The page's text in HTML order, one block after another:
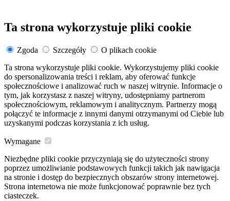
Ta strona wykorzystuje pliki cookie
Zgoda Szczegóły
O plikach cookie
Ta strona wykorzystuje pliki cookie. Wykorzystujemy pliki cookie
do spersonalizowania treści i reklam, aby oferować funkcje
społecznościowe i analizować ruch w naszej witrynie. Informacje o
tym, jak korzystasz z naszej witryny, udostępniamy partnerom
społecznościowym, reklamowym i analitycznym. Partnerzy mogą
połączyć te informacje z innymi danymi otrzymanymi od Ciebie lub
uzyskanymi podczas korzystania z ich usług.
Wymagane
Niezbędne pliki cookie przyczyniają się do użyteczności strony
poprzez umożliwianie podstawowych funkcji takich jak nawigacja
na stronie i dostęp do bezpiecznych obszarów strony internetowej.
Strona internetowa nie może funkcjonować poprawnie bez tych
ciasteczek.